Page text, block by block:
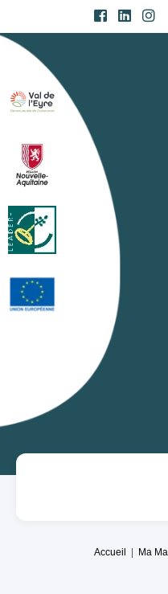
Accueil Ma